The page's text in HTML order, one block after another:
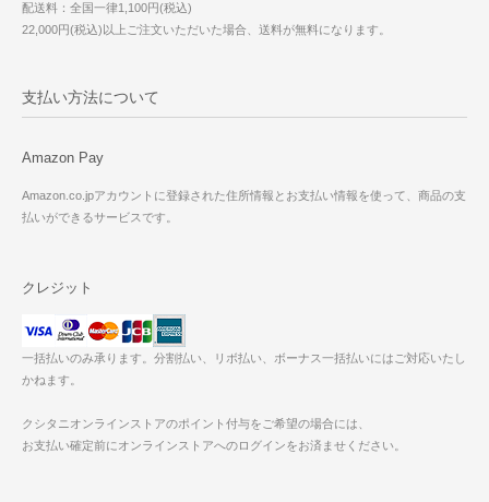
配送料：全国一律1,100円(税込)
22,000円(税込)以上ご注文いただいた場合、送料が無料になります。
支払い方法について
Amazon Pay
Amazon.co.jpアカウントに登録された住所情報とお支払い情報を使って、商品の支
払いができるサービスです。
クレジット
一括払いのみ承ります。分割払い、リボ払い、ボーナス一括払いにはご対応いたし
かねます。
クシタニオンラインストアのポイント付与をご希望の場合には、
お支払い確定前にオンラインストアへのログインをお済ませください。